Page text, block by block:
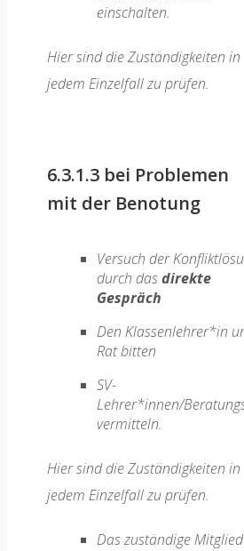
einschalten.
Hier sind die Zuständigkeiten in
jedem Einzelfall zu prüfen.
6.3.1.3 bei Problemen
mit der Benotung
Versuch der
durch dasdirekte
Gespräch
Den Klassenlehrer*in
Rat bitten
SV-
Lehrer*innen/
vermitteln.
Hier sind die Zuständigkeiten in
jedem Einzelfall zu prüfen.
Das zuständige Mitglied